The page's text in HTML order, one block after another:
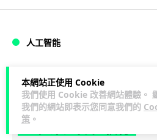
本網站正使用 Cookie
我們使用 Cookie 改善網站體驗。
我們的網站即表示您同意我們的
策 。
人工智能
Lawton 1 日
白宮拒測中國開放 AI
全框架選擇性執行